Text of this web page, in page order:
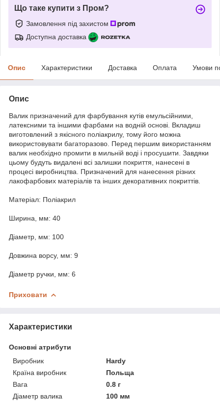
Що таке купити з Пром?
Замовлення під захистом
Доступна доставка
Опис Характеристики Доставка Оплата Умови
Опис
Валик призначений для фарбування кутів емульсійними,
латексними та іншими фарбами на водній основі. Вкладиш
виготовлений з якісного поліакрилу, тому його можна
використовувати багаторазово. Перед першим використанням
валик необхідно промити в мильній воді і просушити. Завдяки
цьому будуть видалені всі залишки покриття, нанесені в
процесі виробництва. Призначений для нанесення різних
лакофарбових матеріалів та інших декоративних покриттів.
Матеріал: Поліакрил
Ширина, мм: 40
Діаметр, мм: 100
Довжина ворсу, мм: 9
Діаметр ручки, мм: 6
Приховати
Характеристики
Основні атрибути
Виробник
Hardy
Країна виробник
Польща
Вага
0.8 г
Діаметр валика
100 мм